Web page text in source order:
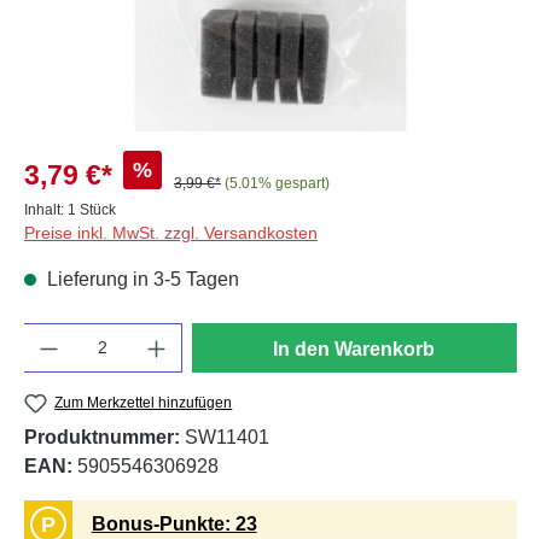
3,79 €* %
3,99 €* (5.01% gespart)
Inhalt: 1 Stück
Preise inkl. MwSt. zzgl. Versandkosten
Lieferung in 3-5 Tagen
In den Warenkorb
Zum Merkzettel hinzufügen
Produktnummer: SW11401
EAN: 5905546306928
P Bonus-Punkte: 23